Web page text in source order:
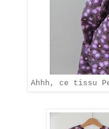
Ahhh, ce tissu